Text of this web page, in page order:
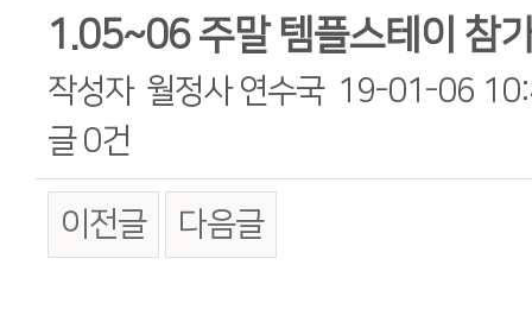
1.05~06 주말 템플스테이 참
작성자 월정사 연수국 19-01-06
글 0건
이전글 다음글